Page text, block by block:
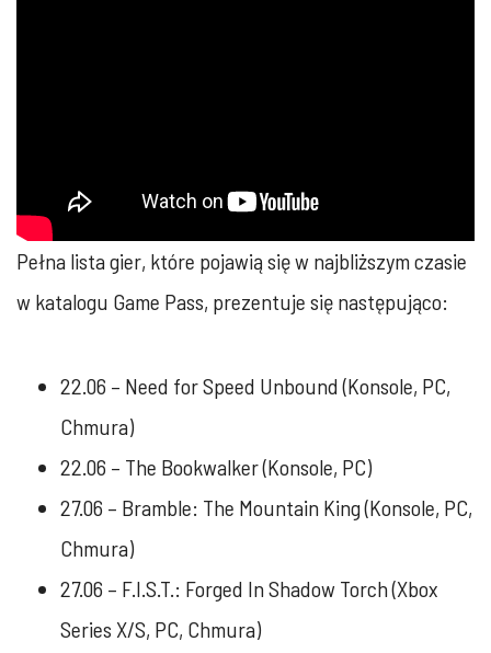
Pełna lista gier, które pojawią się w najbliższym czasie
w katalogu Game Pass, prezentuje się następująco:
22.06 – Need for Speed Unbound (Konsole, PC,
Chmura)
22.06 – The Bookwalker (Konsole, PC)
27.06 – Bramble: The Mountain King (Konsole, PC,
Chmura)
27.06 – F.I.S.T.: Forged In Shadow Torch (Xbox
Series X/S, PC, Chmura)